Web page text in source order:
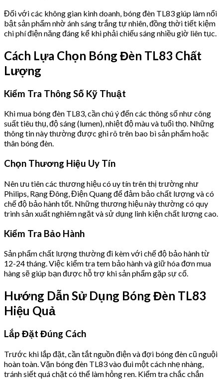
Đối với các không gian kinh doanh, bóng đèn TL83 giúp làm nổi
bật sản phẩm nhờ ánh sáng trắng tự nhiên, đồng thời tiết kiệm
chi phí điện năng đáng kể khi phải chiếu sáng nhiều giờ liên tục.
Cách Lựa Chọn Bóng Đèn TL83 Chất
Lượng
Kiểm Tra Thông Số Kỹ Thuật
Khi mua bóng đèn TL83, cần chú ý đến các thông số như công
suất tiêu thụ, độ sáng (lumen), nhiệt độ màu và tuổi thọ. Những
thông tin này thường được ghi rõ trên bao bì sản phẩm hoặc
thân bóng đèn.
Chọn Thương Hiệu Uy Tín
Nên ưu tiên các thương hiệu có uy tín trên thị trường như
Philips, Rạng Đông, Điện Quang để đảm bảo chất lượng và có
chế độ bảo hành tốt. Những thương hiệu này thường có quy
trình sản xuất nghiêm ngặt và sử dụng linh kiện chất lượng cao.
Kiểm Tra Bảo Hành
Sản phẩm chất lượng thường đi kèm với chế độ bảo hành từ
12-24 tháng. Việc kiểm tra tem bảo hành và giữ hóa đơn mua
hàng sẽ giúp bạn được hỗ trợ khi sản phẩm gặp sự cố.
Hướng Dẫn Sử Dụng Bóng Đèn TL83
Hiệu Quả
Lắp Đặt Đúng Cách
Trước khi lắp đặt, cần tắt nguồn điện và đợi bóng đèn cũ nguội
hoàn toàn. Vặn bóng đèn TL83 vào đui một cách nhẹ nhàng,
tránh siết quá chặt có thể làm hỏng ren. Kiểm tra chắc chắn